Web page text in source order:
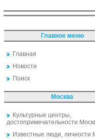
Главное меню
Главная
Новости
Поиск
Москва
Культурные центры,
достопримечательности
Известные люди, личности